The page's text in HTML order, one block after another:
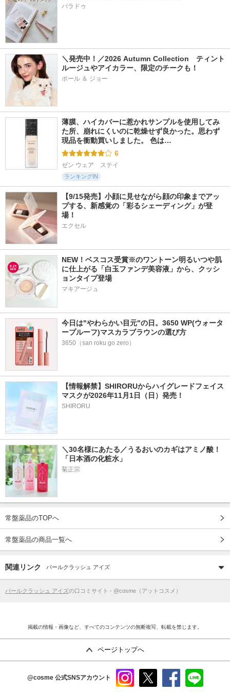
パラドゥ
＼発売中！／2026 Autumn Collection　ティント
ルージュやアイカラー、限定のチークも！
ポール ＆ ジョー
薄膜、ハイカバーに惹かれサンプルを使用してみ
た所、崩れにくいのに乾燥せず良かった。思わず
現品を衝動買いしました。 色は…
6
ゼン ウェア　ステイ
ランキングIN
【9/15発売】小顔に見せながら顔の印象までアッ
プする、新感覚の「彩るシェーディング」が登
場！
エクセル
NEW！ベスコス受賞※のワントーン明るいつや肌
に仕上がる「白玉ファンデ美容液」から、クッシ
ョンタイプ登場
マキアージュ
今日は"やわらかい目元"の日。3650 WP(ウォータ
ープルーフ)マスカラブラウンの選び方
3650（san roku go zero）
【情報解禁】SHIRORUからハイグレードフェイス
マスクが2026年11月1日（日）発売！
SHIRORU
＼30名様にあたる／うるおいのカギはアミノ酸！
「日本酒の化粧水」
菊正宗
常盤薬品のTOPへ
常盤薬品の商品一覧へ
関連リンク パールクラッシュ アイズ
パールクラッシュ アイズの口コミサイト - @cosme（アットコスメ）
掲載の情報・画像など、すべてのコンテンツの無断複写、転載を禁じます。
ページトップへ
@cosme 公式SNSアカウント